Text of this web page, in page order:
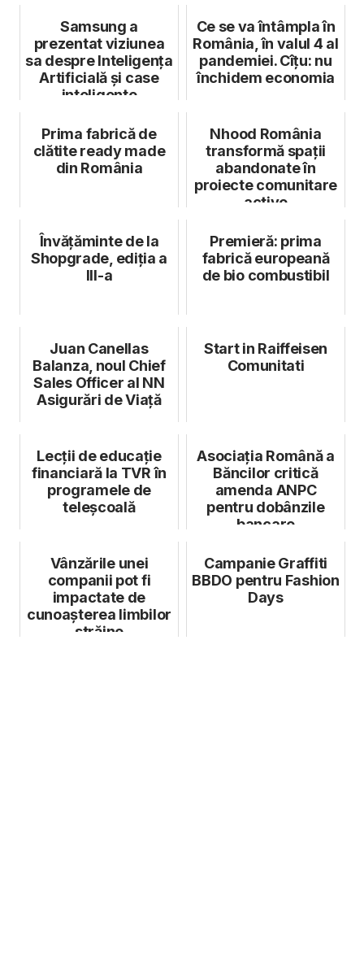
Samsung a
prezentat viziunea
sa despre Inteligența
Artificială și case
inteligente
Ce se va întâmpla în
România, în valul 4 al
pandemiei. Cîțu: nu
închidem economia
Prima fabrică de
clătite ready made
din România
Nhood România
transformă spații
abandonate în
proiecte comunitare
active
Învățăminte de la
Shopgrade, ediția a
III-a
Premieră: prima
fabrică europeană
de bio combustibil
Juan Canellas
Balanza, noul Chief
Sales Officer al NN
Asigurări de Viață
Start in Raiffeisen
Comunitati
Lecții de educație
financiară la TVR în
programele de
teleșcoală
Asociația Română a
Băncilor critică
amenda ANPC
pentru dobânzile
bancare
Vânzările unei
companii pot fi
impactate de
cunoașterea limbilor
străine
Campanie Graffiti
BBDO pentru Fashion
Days